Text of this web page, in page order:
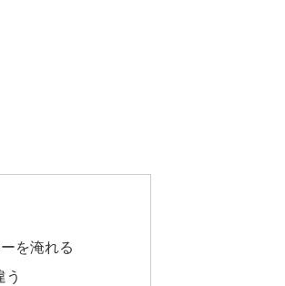
を淹れる
う